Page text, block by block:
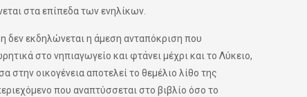
στα επίπεδα των ενηλίκων.
δεν εκδηλώνεται η άμεση ανταπόκριση που
στο νηπιαγωγείο και φτάνει μέχρι και το Λύκειο,
στην οικογένεια αποτελεί το θεμέλιο λίθο της
που αναπτύσσεται στο βιβλίο όσο το